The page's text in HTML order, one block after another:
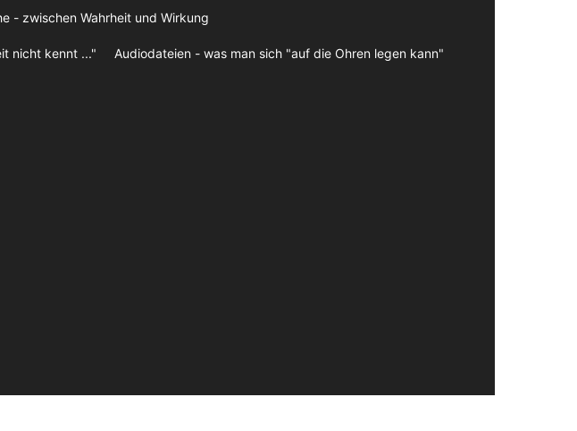
- zwischen Wahrheit und Wirkung
nicht kennt ..." Audiodateien - was man sich "auf die Ohren legen kann"